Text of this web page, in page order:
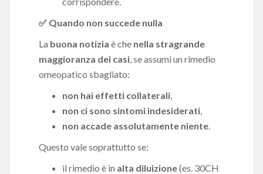
✅ Quando non succede nulla
La buona notizia è che nella stragrande
maggioranza dei casi, se assumi un rimedio
omeopatico sbagliato:
non hai effetti collaterali,
non ci sono sintomi indesiderati,
non accade assolutamente niente.
Questo vale soprattutto se:
il rimedio è in alta diluizione(es. 30CH